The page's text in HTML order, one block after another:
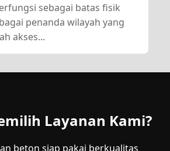
sebagai batas fisik
penanda wilayah yang
akses...
Layanan Kami?
beton siap pakai berkualitas